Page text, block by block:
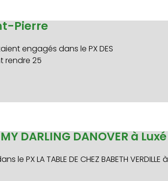
Pierre
engagés dans le PX DES
rendre 25
DARLING DANOVER à Luxé
le PX LA TABLE DE CHEZ BABETH VERDILLE à